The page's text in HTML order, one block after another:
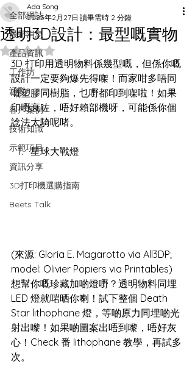
全部網誌
最新消息
產品資訊
工作坊
活動
客戶案例
技術知識
示範項目
資訊分享
3D打印機選購指南
Beets Talk
透明3D設計：最型嘅實物
Ada Song
2025年2月27日 讀畢需時 2 分鐘
評等為 NaN（最高為 5 顆星）。
3D 打印用透明物料係幾型嘅，但係你嘅
設計一定要夠爆先得㗎！而家咁多唔同
嘅塑膠同樹脂，乜嘢都印到㗎啦！如果
印嘢衰咗，唔好賴部機呀，可能係你個
諗法太騎呢啫。
星球大戰燈
(來源: Gloria E. Magarotto via All3DP;
model: Olivier Popiers via Printables)
想幫你嘅珍藏加啲燈嘢？透明物料同埋
LED 燈就啱晒你喇！試下整個 Death
Star lithophane 燈，等啲原力同埋啲光
射出嚟！如果啲圖案出唔到嚟，唔好灰
心！Check 番 lithophane 教學，再試多
次。